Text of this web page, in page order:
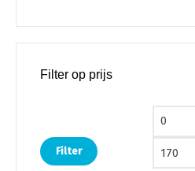
Filter op prijs
Min. prijs
Filter